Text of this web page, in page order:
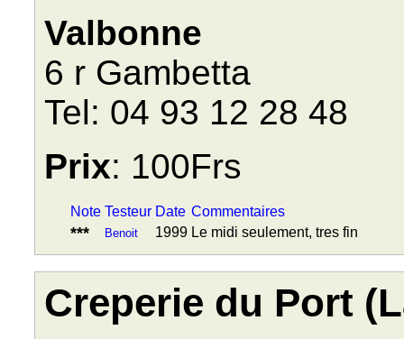
Valbonne
6 r Gambetta
Tel: 04 93 12 28 48
Prix: 100Frs
Note Testeur Date Commentaires
*** Benoit 1999 Le midi seulement, tres fin
Creperie du Port